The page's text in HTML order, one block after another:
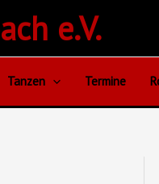
e.V.
Tanzen Termine